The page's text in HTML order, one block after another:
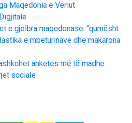
Maqedonia e Veriut
e gjelbra maqedonase: “qumësht
e mbeturinave dhe makarona
anketës më të madhe
sociale